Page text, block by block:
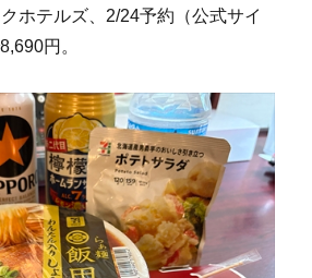
ホテルズ、2/24予約（公式サイ
円。